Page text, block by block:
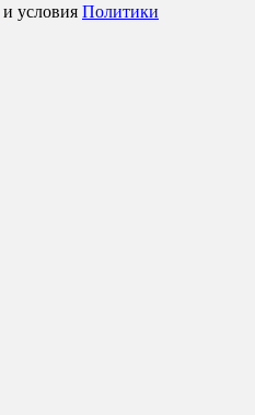
и условия Политики